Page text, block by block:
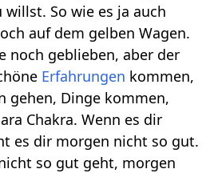
willst. So wie es ja auch
auf dem gelben Wagen.
noch geblieben, aber der
Erfahrungen kommen,
gehen, Dinge kommen,
Chakra. Wenn es dir
es dir morgen nicht so gut.
so gut geht, morgen